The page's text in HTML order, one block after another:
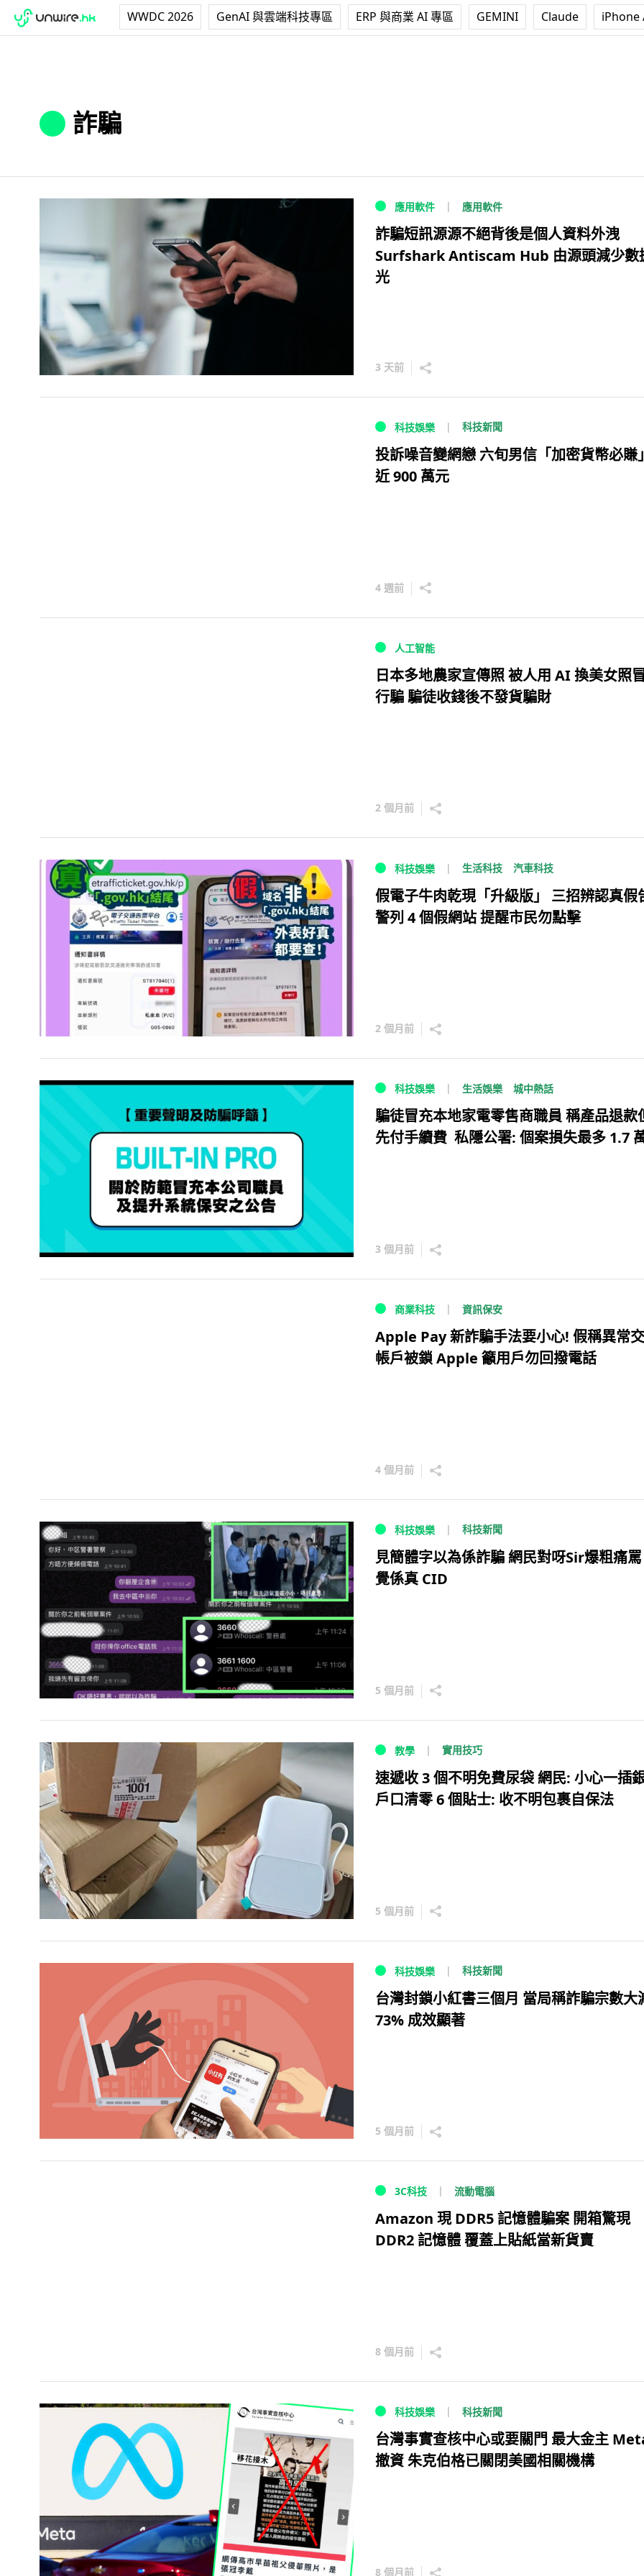
WWDC 2026 GenAI 與雲端科技專區 ERP 與商業 AI 專區 GEMINI Claude iPhone
詐騙
應用軟件 應用軟件
詐騙短訊源源不絕背後是個人資料外洩
Surfshark Antiscam Hub 由源頭減少數
光
3 天前
科技娛樂 科技新聞
投訴噪音變網戀 六旬男信「加密貨幣必賺
近 900 萬元
4 週前
人工智能
日本多地農家宣傳照 被人用 AI 換美女照
行騙 騙徒收錢後不發貨騙財
2 個月前
科技娛樂 生活科技 汽車科技
假電子牛肉乾現「升級版」 三招辨認真假
警列 4 個假網站 提醒市民勿點擊
2 個月前
科技娛樂 生活娛樂 城中熱話
騙徒冒充本地家電零售商職員 稱產品退款
先付手續費 私隱公署: 個案損失最多 1.7
3 個月前
商業科技 資訊保安
Apple Pay 新詐騙手法要小心! 假稱異常
帳戶被鎖 Apple 籲用戶勿回撥電話
4 個月前
科技娛樂 科技新聞
見簡體字以為係詐騙 網民對呀Sir爆粗痛
覺係真 CID
5 個月前
教學 實用技巧
速遞收 3 個不明免費尿袋 網民: 小心一插
戶口清零 6 個貼士: 收不明包裹自保法
5 個月前
科技娛樂 科技新聞
台灣封鎖小紅書三個月 當局稱詐騙宗數大
73% 成效顯著
5 個月前
3C科技 流動電腦
Amazon 現 DDR5 記憶體騙案 開箱驚現
DDR2 記憶體 覆蓋上貼紙當新貨賣
8 個月前
科技娛樂 科技新聞
台灣事實查核中心或要關門 最大金主
撤資 朱克伯格已關閉美國相關機構
8 個月前